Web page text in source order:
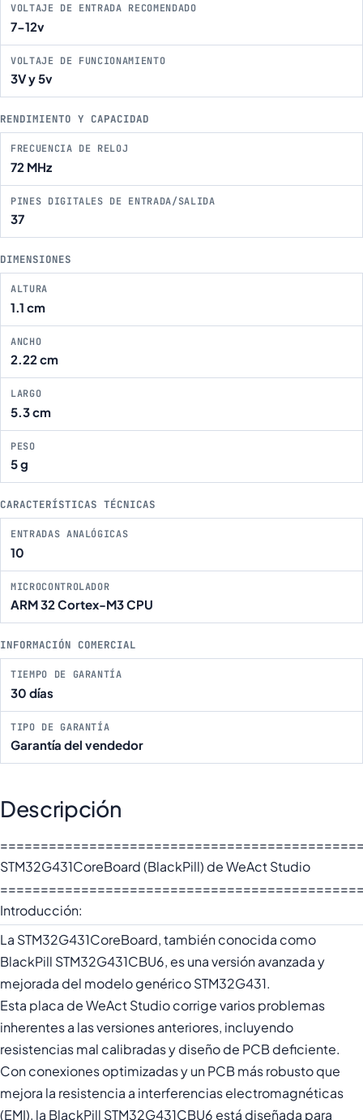
VOLTAJE DE ENTRADA RECOMENDADO
7-12v
VOLTAJE DE FUNCIONAMIENTO
3V y 5v
RENDIMIENTO Y CAPACIDAD
FRECUENCIA DE RELOJ
72 MHz
PINES DIGITALES DE ENTRADA/SALIDA
37
DIMENSIONES
ALTURA
1.1 cm
ANCHO
2.22 cm
LARGO
5.3 cm
PESO
5 g
CARACTERÍSTICAS TÉCNICAS
ENTRADAS ANALÓGICAS
10
MICROCONTROLADOR
ARM 32 Cortex-M3 CPU
INFORMACIÓN COMERCIAL
TIEMPO DE GARANTÍA
30 días
TIPO DE GARANTÍA
Garantía del vendedor
Descripción
STM32G431CoreBoard (BlackPill) de WeAct Studio
Introducción:
La STM32G431CoreBoard, también conocida como
BlackPill STM32G431CBU6, es una versión avanzada y
mejorada del modelo genérico STM32G431.
Esta placa de WeAct Studio corrige varios problemas
inherentes a las versiones anteriores, incluyendo
resistencias mal calibradas y diseño de PCB deficiente.
Con conexiones optimizadas y un PCB más robusto que
mejora la resistencia a interferencias electromagnéticas
(EMI), la BlackPill STM32G431CBU6 está diseñada para